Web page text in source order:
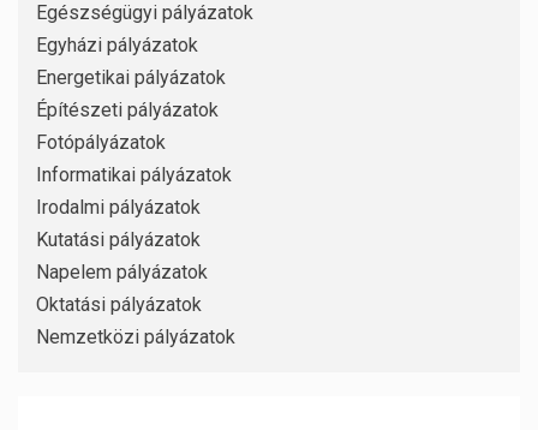
Egészségügyi pályázatok
Egyházi pályázatok
Energetikai pályázatok
Építészeti pályázatok
Fotópályázatok
Informatikai pályázatok
Irodalmi pályázatok
Kutatási pályázatok
Napelem pályázatok
Oktatási pályázatok
Nemzetközi pályázatok